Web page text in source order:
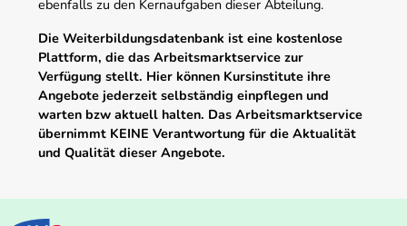
ebenfalls zu den Kernaufgaben dieser Abteilung.
Die Weiterbildungsdatenbank ist eine kostenlose
Plattform, die das Arbeitsmarktservice zur
Verfügung stellt. Hier können Kursinstitute ihre
Angebote jederzeit selbständig einpflegen und
warten bzw aktuell halten. Das Arbeitsmarktservice
übernimmt KEINE Verantwortung für die Aktualität
und Qualität dieser Angebote.